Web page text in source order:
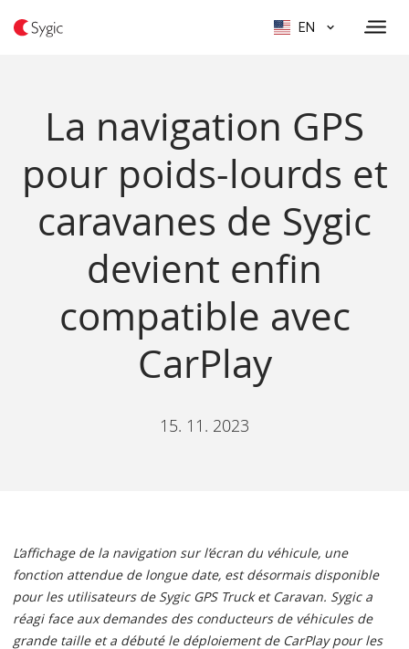
EN
La navigation GPS
pour poids-lourds et
caravanes de Sygic
devient enfin
compatible avec
CarPlay
15. 11. 2023
L’affichage de la navigation sur l’écran du véhicule, une
fonction attendue de longue date, est désormais disponible
pour les utilisateurs de Sygic GPS Truck et Caravan. Sygic a
réagi face aux demandes des conducteurs de véhicules de
grande taille et a débuté le déploiement de CarPlay pour les